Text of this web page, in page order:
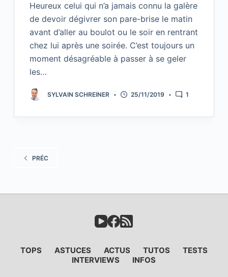
Heureux celui qui n’a jamais connu la galère
de devoir dégivrer son pare-brise le matin
avant d’aller au boulot ou le soir en rentrant
chez lui après une soirée. C’est toujours un
moment désagréable à passer à se geler
les…
SYLVAIN SCHREINER 25/11/2019 1
PRÉC
TOPS ASTUCES ACTUS TUTOS
TESTS
INTERVIEWS
INFOS